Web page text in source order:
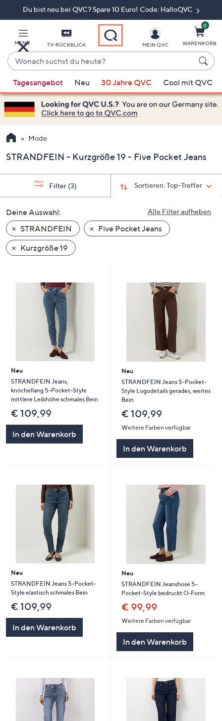
Du bist neu bei QVC? Spare 10 Euro! Code: HalloQVC
MENÜ TV-RÜCKBLICK
Wonach
suchst
du
heute?
Vorschläge
verfügbar
sind,
verwenden
Sie
Pfeiltasten
nach
und
nach
unten
oder
wischen
Sie
diese
anzuzeigen.
MEIN QVC
0
WARENKORB
Tagesangebot Neu 30 Jahre QVC Cool mit QVC
Mode
STRANDFEIN - Kurzgröße 19 - Five Pocket Jeans
Sortieren:Top-Treffer
Filter (3)
Alle Filter aufheben
Deine Auswahl:
STRANDFEIN
Five Pocket Jeans
Kurzgröße 19
Neu
STRANDFEIN Jeans,
knöchellang 5-Pocket-Style
mittlere Leibhöhe schmales Bein
€ 109,99
In den Warenkorb
Neu
STRANDFEIN Jeans 5-Pocket-
Style Logodetails gerades, weites
Bein
€ 109,99
Weitere Farben verfügbar
In den Warenkorb
Neu
STRANDFEIN Jeans 5-Pocket-
Style elastisch schmales Bein
€ 109,99
In den Warenkorb
Neu
STRANDFEIN Jeanshose 5-
Pocket-Style bedruckt O-Form
€ 99,99
Weitere Farben verfügbar
In den Warenkorb